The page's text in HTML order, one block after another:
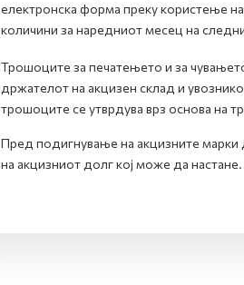
електронска форма преку користење
количини за наредниот месец на
Трошоците за печатењето и за
држателот на акцизен склад и
трошоците се утврдува врз основа на
Пред подигнување на акцизните марки
на акцизниот долг кој може да настане.